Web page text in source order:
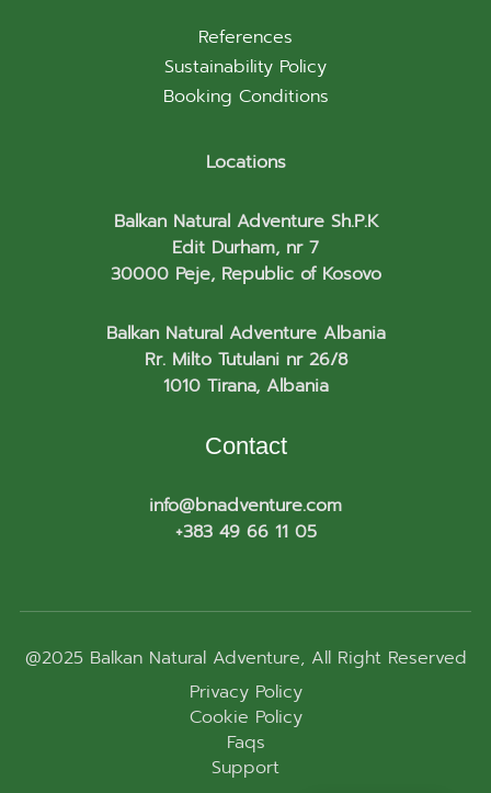
References
Sustainability Policy
Booking Conditions
Locations
Balkan Natural Adventure Sh.P.K
Edit Durham, nr 7
30000 Peje, Republic of Kosovo
Balkan Natural Adventure Albania
Rr. Milto Tutulani nr 26/8
1010 Tirana, Albania
Contact
info@bnadventure.com
+383 49 66 11 05
@2025Balkan Natural Adventure, All Right Reserved
Privacy Policy
Cookie Policy
Faqs
Support